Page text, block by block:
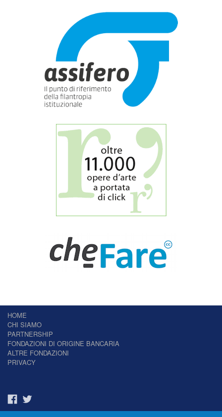
HOME
CHI SIAMO
PARTNERSHIP
FONDAZIONI DI ORIGINE BANCARIA
ALTRE FONDAZIONI
PRIVACY